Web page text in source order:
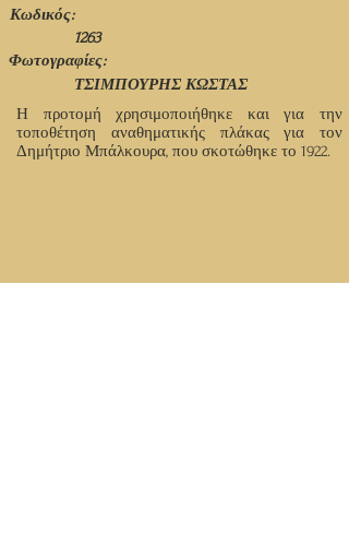
Η προτομή χρησιμοποιήθηκε και για την
τοποθέτηση αναθηματικής πλάκας για τον
Δημήτριο Μπάλκουρα, που σκοτώθηκε το 1922.
Φωτογραφίες:
ΤΣΙΜΠΟΥΡΗΣ ΚΩΣΤΑΣ
Κωδικός:
1263